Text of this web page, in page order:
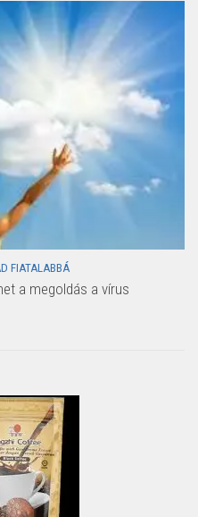
FIATALABBÁ
a megoldás a vírus